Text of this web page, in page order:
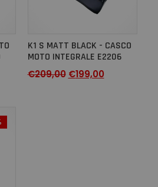
K1 S MATT BLACK - CASCO
MOTO INTEGRALE E2206
€209,00 €199,00